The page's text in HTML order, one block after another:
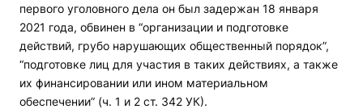
первого уголовного дела он был задержан 18 января
2021 года, обвинен в “организации и подготовке
действий, грубо нарушающих общественный порядок”,
“подготовке лиц для участия в таких действиях, а также
их финансировании или ином материальном
обеспечении” (ч. 1 и 2 ст. 342 УК).